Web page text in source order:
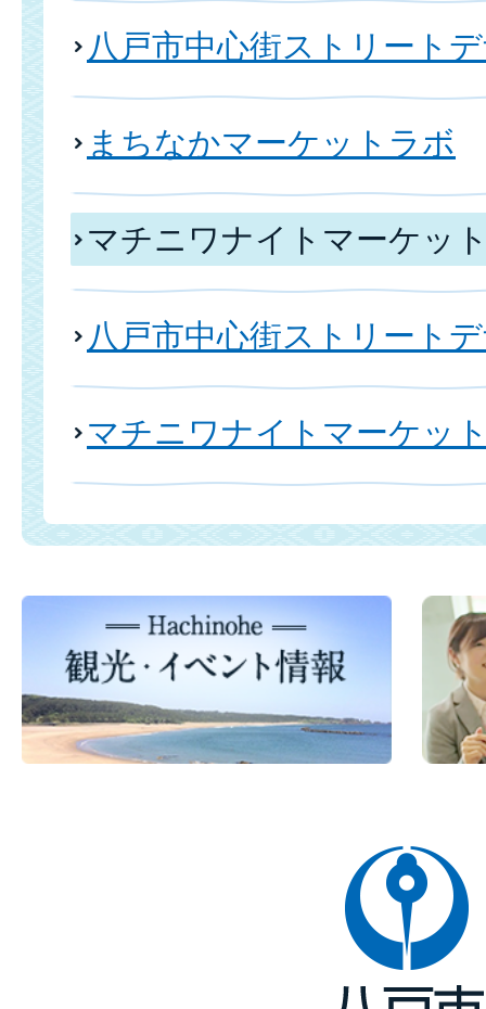
八戸市中心街ストリート
まちなかマーケットラボ
マチニワナイトマーケッ
八戸市中心街ストリート
マチニワナイトマーケッ
八
戸
市
Hachinohe